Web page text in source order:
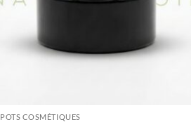
POTS COSMÉTIQUES